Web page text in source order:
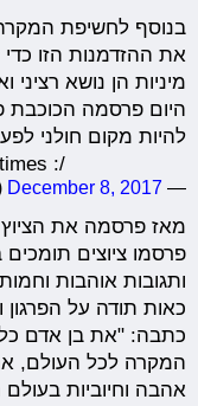
בנוסף לחשיפת
את ההזדמנות הזו כדי
מיניות הן נושא
היום פרסמה הכוכבת
להיות מקום חולני
:/
— bella thorne (@bellathorne)
December 8, 2017
מאז פרסמה את הציוץ
פרסמו ציוצים
ותגובות אוהבות
כאות תודה על
כתבה: "את בן אדם
המקרה לכל העולם,
אהבה וחיוביות